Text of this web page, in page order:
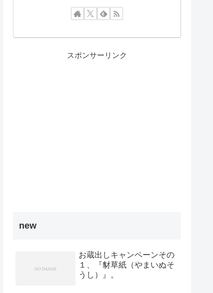
スポンサーリンク
new
お蔵出しキャンペーンその
１、『豺草紙（やまいぬそ
うし）』。